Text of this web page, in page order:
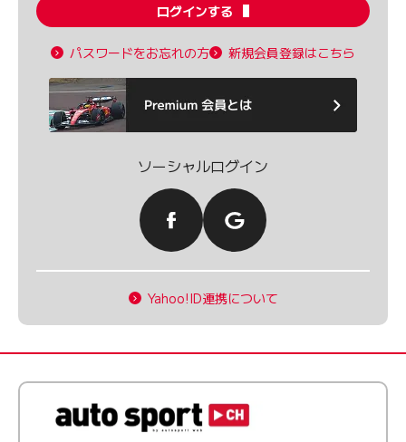
ログインする
パスワードをお忘れの方 新規会員登録はこちら
ソーシャルログイン
Yahoo!ID連携について